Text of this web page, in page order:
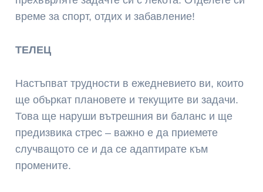
време за спорт, отдих и забавление!
ТЕЛЕЦ
Настъпват трудности в ежедневието ви, които
ще объркат плановете и текущите ви задачи.
Това ще наруши вътрешния ви баланс и ще
предизвика стрес – важно е да приемете
случващото се и да се адаптирате към
промените.